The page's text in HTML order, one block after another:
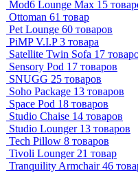
Mod6 Lounge Max 15
Ottoman 61 товар
Pet Lounge 60 товаров
PiMP V.I.P 3 товара
Satellite Twin Sofa 17
Sensory Pod 17 товаров
SNUGG 25 товаров
Soho Package 13 товаров
Space Pod 18 товаров
Studio Chaise 14 товаров
Studio Lounger 13 товаров
Tech Pillow 8 товаров
Tivoli Lounger 21 товар
Tranquility Armchair 46